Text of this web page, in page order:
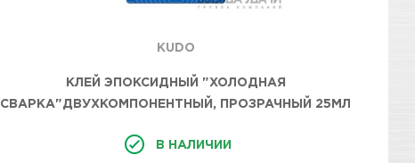
KUDO
КЛЕЙ ЭПОКСИДНЫЙ "ХОЛОДНАЯ
СВАРКА"ДВУХКОМПОНЕНТНЫЙ, ПРОЗРАЧНЫЙ 25МЛ
В НАЛИЧИИ